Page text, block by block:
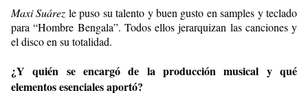
Maxi Suárez le puso su talento y buen gusto en samples y teclado
para “Hombre Bengala”. Todos ellos jerarquizan las canciones y
el disco en su totalidad.
¿Y quién se encargó de la producción musical y qué
elementos esenciales aportó?